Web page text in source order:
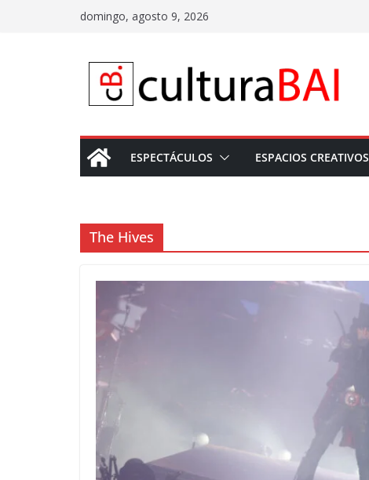
domingo, agosto 9, 2026
ESPECTÁCULOS ESPACIOS CREATIVOS
The Hives